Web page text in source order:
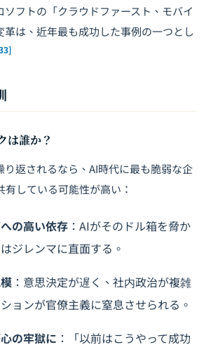
ソフトの「クラウドファースト、モバイ
革は、近年最も成功した事例の一つとし
は誰か？
り返されるなら、AI時代に最も脆弱な企
している可能性が高い：
の高い依存 ：AIがそのドル箱を脅か
ジレンマに直面する。
：意思決定が遅く、社内政治が複雑
ョンが官僚主義に窒息させられる。
の牢獄に ：「以前はこうやって成功